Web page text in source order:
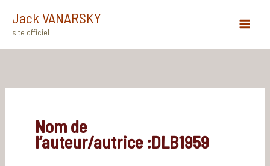
contenu
Jack VANARSKY
site officiel
Nom de
l’auteur/autrice :DLB1959